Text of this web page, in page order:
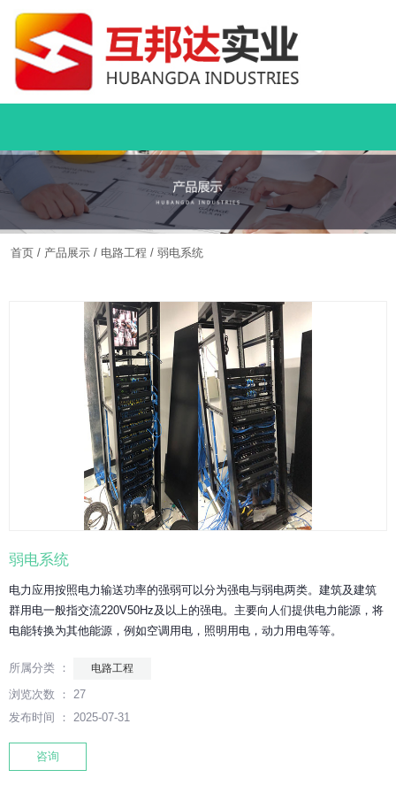
首页 / 产品展示 / 电路工程 / 弱电系统
弱电系统
电力应用按照电力输送功率的强弱可以分为强电与弱电两类。建筑及建筑
群用电一般指交流220V50Hz及以上的强电。主要向人们提供电力能源，将
电能转换为其他能源，例如空调用电，照明用电，动力用电等等。
所属分类 ： 电路工程
浏览次数 ： 27
发布时间 ： 2025-07-31
咨询